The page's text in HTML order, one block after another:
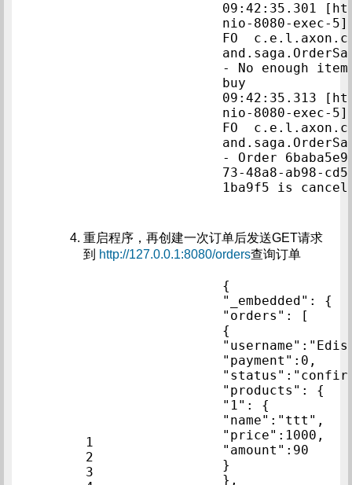
09:42:35.301
nio-8080-exec-
FO
- No enough
09:42:35.313
nio-8080-exec-
FO
- Order
73-48a8-ab98-
重启程序，再创建一次订单后发送GET请求
到 http://127.0.0.1:8080/orders查询订单
1
2
3